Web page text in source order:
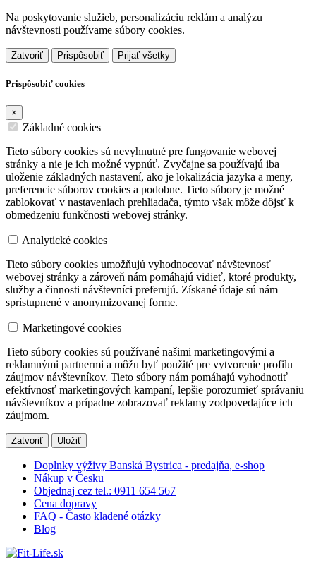
Na poskytovanie služieb, personalizáciu reklám a analýzu
návštevnosti používame súbory cookies.
Zatvoriť Prispôsobiť Prijať všetky
Prispôsobiť cookies
×
Základné cookies
Tieto súbory cookies sú nevyhnutné pre fungovanie webovej
stránky a nie je ich možné vypnúť. Zvyčajne sa používajú iba
uloženie základných nastavení, ako je lokalizácia jazyka a meny,
preferencie súborov cookies a podobne. Tieto súbory je možné
zablokovať v nastaveniach prehliadača, týmto však môže dôjsť k
obmedzeniu funkčnosti webovej stránky.
Analytické cookies
Tieto súbory cookies umožňujú vyhodnocovať návštevnosť
webovej stránky a zároveň nám pomáhajú vidieť, ktoré produkty,
služby a činnosti návštevníci preferujú. Získané údaje sú nám
sprístupnené v anonymizovanej forme.
Marketingové cookies
Tieto súbory cookies sú používané našimi marketingovými a
reklamnými partnermi a môžu byť použité pre vytvorenie profilu
záujmov návštevníkov. Tieto súbory nám pomáhajú vyhodnotiť
efektívnosť marketingových kampaní, lepšie porozumieť správaniu
návštevníkov a prípadne zobrazovať reklamy zodpovedajúce ich
záujmom.
Zatvoriť Uložiť
Doplnky výživy Banská Bystrica - predajňa, e-shop
Nákup v Česku
Objednaj cez tel.: 0911 654 567
Cena dopravy
FAQ - Často kladené otázky
Blog